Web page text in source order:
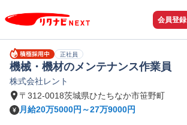
会員登録
正社員
機械・機材のメンテナンス作業員
株式会社レント
〒312-0018茨城県ひたちなか市笹野町
月給20万5000円～27万9000円